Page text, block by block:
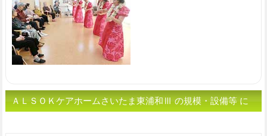
ＡＬＳＯＫケアホームさいたま東浦和Ⅲ の規模・設備等 に